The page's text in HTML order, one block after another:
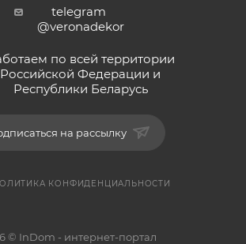
telegram
@veronadekor
по всей территории
Российской Федерации и
Республики Беларусь
на рассылку
КОНФИДЕНЦИАЛЬНОСТИ
© InDom - интернет-портал